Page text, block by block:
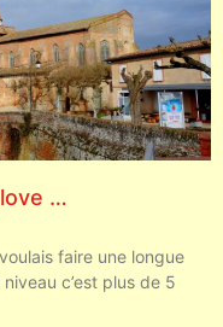
…
faire une longue
c’est plus de 5